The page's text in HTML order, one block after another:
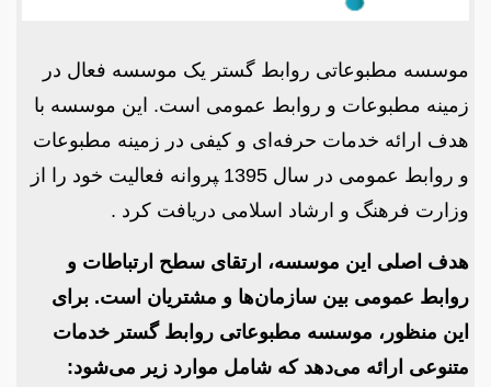
موسسه مطبوعاتی روابط گستر یک موسسه فعال در
زمینه مطبوعات و روابط عمومی است. این موسسه با
هدف ارائه خدمات حرفه‌ای و کیفی در زمینه مطبوعات
و روابط عمومی در سال 1395 ‍پروانه فعالیت خود را از
وزارت فرهنگ و ارشاد اسلامی دریافت کرد .
هدف اصلی این موسسه، ارتقای سطح ارتباطات و
روابط عمومی بین سازمان‌ها و مشتریان است. برای
این منظور، موسسه مطبوعاتی روابط گستر خدمات
متنوعی ارائه می‌دهد که شامل موارد زیر می‌شود: